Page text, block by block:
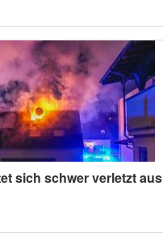
sich schwer verletzt aus